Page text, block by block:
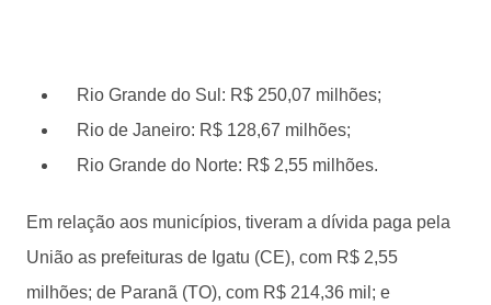
Rio Grande do Sul: R$ 250,07 milhões;
Rio de Janeiro: R$ 128,67 milhões;
Rio Grande do Norte: R$ 2,55 milhões.
Em relação aos municípios, tiveram a dívida paga pela
União as prefeituras de Igatu (CE), com R$ 2,55
milhões; de Paranã (TO), com R$ 214,36 mil; e